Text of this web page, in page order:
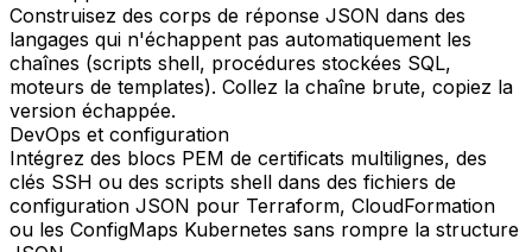
Construisez des corps de réponse JSON dans des
langages qui n'échappent pas automatiquement les
chaînes (scripts shell, procédures stockées SQL,
moteurs de templates). Collez la chaîne brute, copiez la
version échappée.
DevOps et configuration
Intégrez des blocs PEM de certificats multilignes, des
clés SSH ou des scripts shell dans des fichiers de
configuration JSON pour Terraform, CloudFormation
ou les ConfigMaps Kubernetes sans rompre la structure